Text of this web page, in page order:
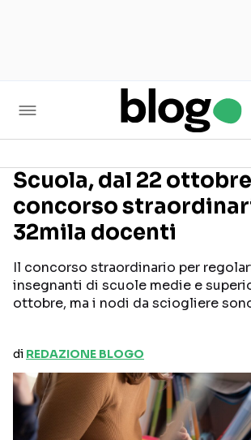
Seguici sui social
Scuola, dal 22
concorso
32mila docenti
Il concorso straordinario per
insegnanti di scuole medie e
ottobre, ma i nodi da sciogliere
di REDAZIONE BLOGO